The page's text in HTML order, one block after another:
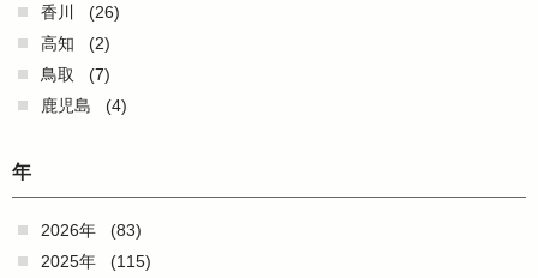
香川
(26)
高知
(2)
鳥取
(7)
鹿児島
(4)
年
2026年
(83)
2025年
(115)